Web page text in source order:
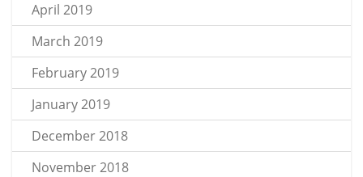
April 2019
March 2019
February 2019
January 2019
December 2018
November 2018